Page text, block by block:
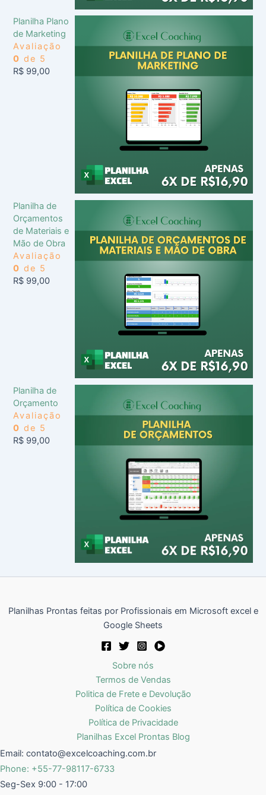
Planilha Plano
de Marketing
Avaliação
0 de 5
R$ 99,00
Planilha de
Orçamentos
de Materiais e
Mão de Obra
Avaliação
0 de 5
R$ 99,00
Planilha de
Orçamento
Avaliação
0 de 5
R$ 99,00
Planilhas Prontas feitas por Profissionais em Microsoft excel e
Google Sheets
Sobre nós
Termos de Vendas
Politica de Frete e Devolução
Política de Cookies
Política de Privacidade
Planilhas Excel Prontas Blog
Email: contato@excelcoaching.com.br
Phone: +55-77-98117-6733
Seg-Sex 9:00 - 17:00